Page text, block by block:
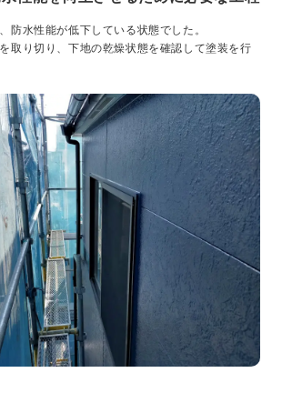
防水性能が低下している状態でした。
取り切り、下地の乾燥状態を確認して塗装を行